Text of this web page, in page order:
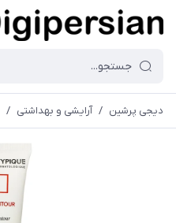
دیجی پرشین / آرایشی و بهداشتی /